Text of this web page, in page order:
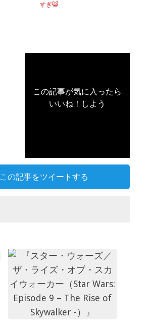
すぎ😺
この記事が気に入ったら
いいね！しよう
この記事をツイートする